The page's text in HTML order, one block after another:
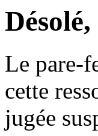
Le pare-
cette
jugée